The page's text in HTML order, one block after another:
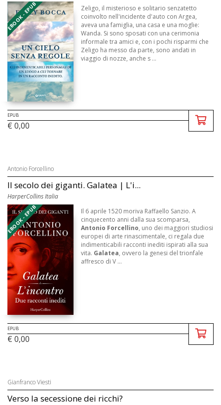
EBOOK - EPUB
Zeligo, il misterioso e solitario senzatetto
coinvolto nell'incidente d'auto con Argea,
aveva una famiglia, una casa e una moglie:
Wanda. Si sono sposati con una cerimonia
informale tra amici e, con i pochi risparmi che
Zeligo ha messo da parte, sono andati in
viaggio di nozze, anche s ...
EPUB
€ 0,00
Antonio Forcellino
Il secolo dei giganti. Galatea | L'i...
HarperCollins Italia
EBOOK - EPUB
Il 6 aprile 1520 moriva Raffaello Sanzio. A
cinquecento anni dalla sua scomparsa,
Antonio Forcellino, uno dei maggiori studiosi
europei di arte rinascimentale, ci regala due
indimenticabili racconti inediti ispirati alla sua
vita. Galatea, ovvero la genesi del trionfale
affresco di V ...
EPUB
€ 0,00
Gianfranco Viesti
Verso la secessione dei ricchi?